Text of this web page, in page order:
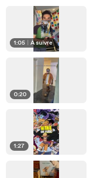
1:05 À suivre
0:20
1:27